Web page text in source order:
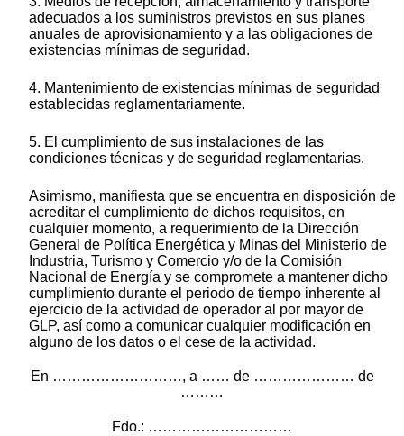
adecuados a los suministros previstos en sus planes
anuales de aprovisionamiento y a las obligaciones de
existencias mínimas de seguridad.
4. Mantenimiento de existencias mínimas de seguridad
establecidas reglamentariamente.
5. El cumplimiento de sus instalaciones de las
condiciones técnicas y de seguridad reglamentarias.
Asimismo, manifiesta que se encuentra en disposición de
acreditar el cumplimiento de dichos requisitos, en
cualquier momento, a requerimiento de la Dirección
General de Política Energética y Minas del Ministerio de
Industria, Turismo y Comercio y/o de la Comisión
Nacional de Energía y se compromete a mantener dicho
cumplimiento durante el periodo de tiempo inherente al
ejercicio de la actividad de operador al por mayor de
GLP, así como a comunicar cualquier modificación en
alguno de los datos o el cese de la actividad.
En ………………………, a …… de ………………… de
………
Fdo.: …………………………